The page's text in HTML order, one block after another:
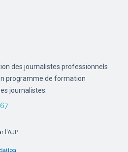
des journalistes professionnels
programme de formation
journalistes.
l'AJP